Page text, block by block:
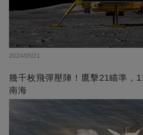
2024/05/21
幾千枚飛彈壓陣！鷹擊21瞄準，
南海